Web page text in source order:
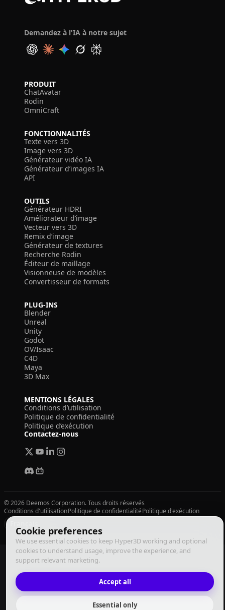
Cookie preferences
We use essential cookies to keep Hyper3D working and optional
cookies to understand usage, improve the experience, and
support relevant marketing.
Accept all
Essential only
Demandez à l'IA à notre sujet
PRODUIT
ChatAvatar
Rodin
OmniCraft
FONCTIONNALITÉS
Texte vers 3D
Image vers 3D
Générateur vidéo IA
Générateur d’images IA
API
OUTILS
Générateur HDRI
Améliorateur d’image
Vecteur vers 3D
Remix d’image
Générateur de textures
Recherche Rodin
Éditeur de maillage
Visionneuse de modèles
Convertisseur de formats
PLUG-INS
Blender
Unreal
Unity
Godot
OV/Isaac
C4D
Maya
3D Max
MENTIONS LÉGALES
Conditions d’utilisation
Politique de confidentialité
Politique d’exécution
Contactez-nous
© 2026 Deemos Corporation. Tous droits réservés
Conditions d'utilisationPolitique de confidentialitéPolitique d'exécution